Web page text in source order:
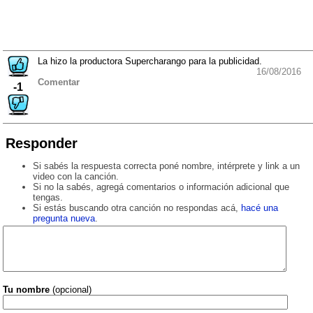
-1
La hizo la productora Supercharango para la publicidad.
16/08/2016
Comentar
Responder
Si sabés la respuesta correcta poné nombre, intérprete y link a un
video con la canción.
Si no la sabés, agregá comentarios o información adicional que
tengas.
Si estás buscando otra canción no respondas acá, hacé una
pregunta nueva.
Tu nombre (opcional)